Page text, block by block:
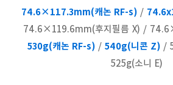
74.6×117.3mm(캐논 RF-s) /
74.6×119.6mm(후지필름 X) /
530g(캐논 RF-s)/ 540g(니콘 Z)/
525g(소니 E)